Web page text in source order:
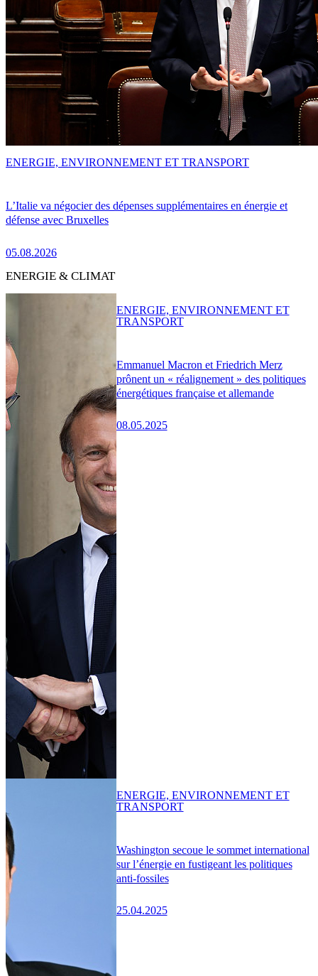
L’Italie va négocier des dépenses supplémentaires en énergie et
défense avec Bruxelles
05.08.2026
ENERGIE, ENVIRONNEMENT ET TRANSPORT
ENERGIE & CLIMAT
Emmanuel Macron et Friedrich Merz
prônent un « réalignement » des politiques
énergétiques française et allemande
08.05.2025
ENERGIE, ENVIRONNEMENT ET
TRANSPORT
Washington secoue le sommet international
sur l’énergie en fustigeant les politiques
anti-fossiles
25.04.2025
ENERGIE, ENVIRONNEMENT ET
TRANSPORT